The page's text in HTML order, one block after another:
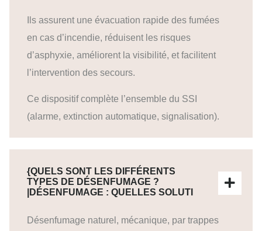
Ils assurent une évacuation rapide des fumées
en cas d’incendie, réduisent les risques
d’asphyxie, améliorent la visibilité, et facilitent
l’intervention des secours.
Ce dispositif complète l’ensemble du SSI
(alarme, extinction automatique, signalisation).
{QUELS SONT LES DIFFÉRENTS
TYPES DE DÉSENFUMAGE ?
|DÉSENFUMAGE : QUELLES SOLUTI
Désenfumage naturel, mécanique, par trappes